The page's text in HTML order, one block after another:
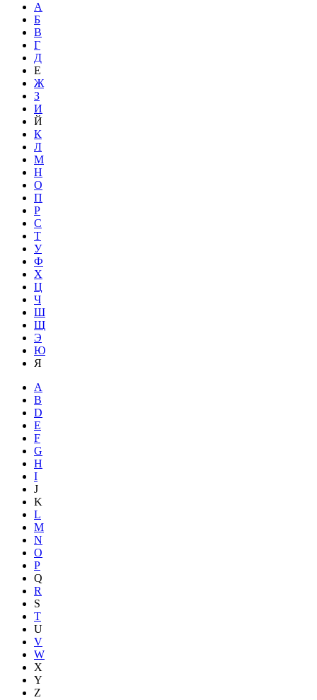
А
Б
В
Г
Д
Е
Ж
З
И
Й
К
Л
М
Н
О
П
Р
С
Т
У
Ф
Х
Ц
Ч
Ш
Щ
Э
Ю
Я
A
B
D
E
F
G
H
I
J
K
L
M
N
O
P
Q
R
S
T
U
V
W
X
Y
Z